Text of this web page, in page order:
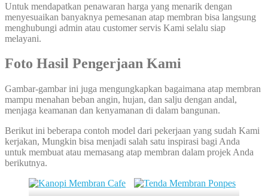
Untuk mendapatkan penawaran harga yang menarik dengan
menyesuaikan banyaknya pemesanan atap membran bisa langsung
menghubungi admin atau customer servis Kami selalu siap
melayani.
Foto Hasil Pengerjaan Kami
Gambar-gambar ini juga mengungkapkan bagaimana atap membran
mampu menahan beban angin, hujan, dan salju dengan andal,
menjaga keamanan dan kenyamanan di dalam bangunan.
Berikut ini beberapa contoh model dari pekerjaan yang sudah Kami
kerjakan, Mungkin bisa menjadi salah satu inspirasi bagi Anda
untuk membuat atau memasang atap membran dalam projek Anda
berikutnya.